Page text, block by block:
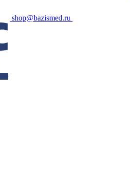
shop@bazismed.ru